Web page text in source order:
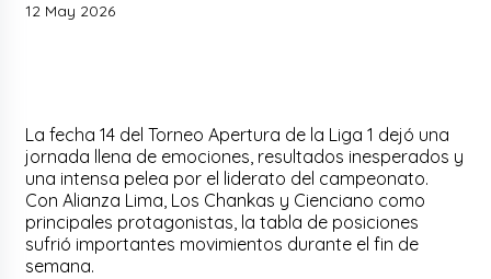
12 May 2026
La fecha 14 del Torneo Apertura de la Liga 1 dejó una
jornada llena de emociones, resultados inesperados y
una intensa pelea por el liderato del campeonato.
Con Alianza Lima, Los Chankas y Cienciano como
principales protagonistas, la tabla de posiciones
sufrió importantes movimientos durante el fin de
semana.